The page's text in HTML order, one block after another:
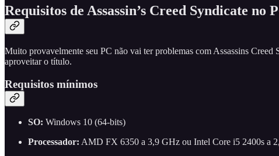
Requisitos de Assassin’s Creed Syndicate no
Muito provavelmente seu PC não vai ter problemas com Assassins
aproveitar o título.
Requisitos mínimos
SO: Windows 10 (64-bits)
Processador: AMD FX 6350 a 3,9 GHz ou Intel Core i5 2400s a